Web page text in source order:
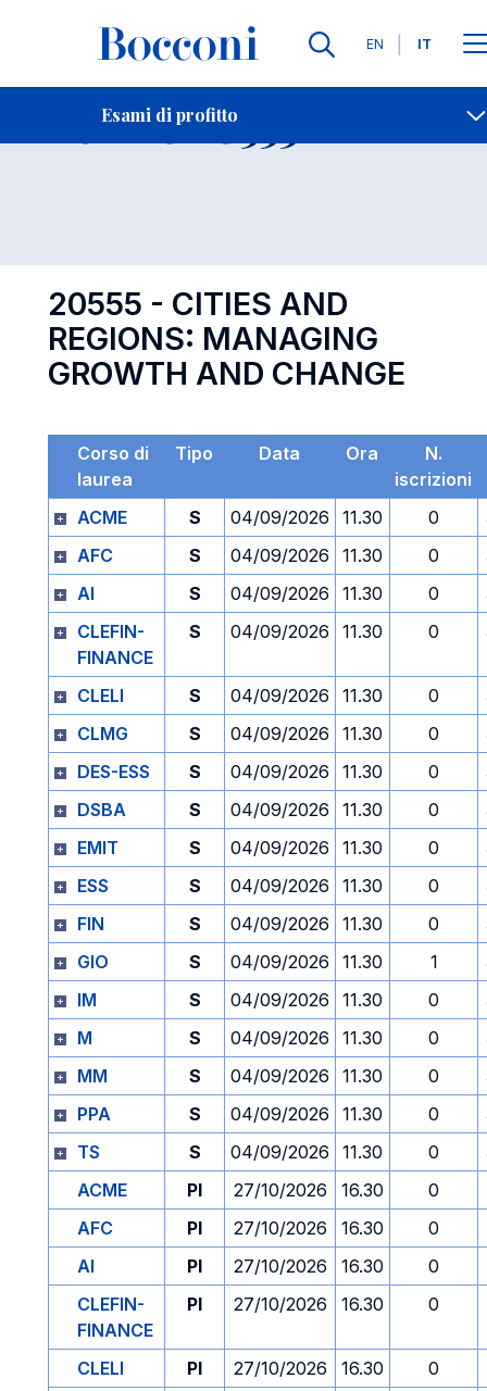
Lingue
EN IT
Esami di profitto
Contatti
Esame 20555 Open
20555 - CITIES AND
REGIONS: MANAGING
GROWTH AND CHANGE
Corso di
laurea
Tipo Data Ora
N.
iscrizioni
ACME
S 04/09/2026 11.30 0
AFC
S 04/09/2026 11.30 0
AI
S 04/09/2026 11.30 0
CLEFIN-
FINANCE
S 04/09/2026 11.30 0
CLELI S 04/09/2026 11.30 0
CLMG
S 04/09/2026 11.30 0
DES-ESS
S 04/09/2026 11.30 0
DSBA
S 04/09/2026 11.30 0
EMIT
S 04/09/2026 11.30 0
ESS
S 04/09/2026 11.30 0
FIN
S 04/09/2026 11.30 0
GIO
S 04/09/2026 11.30 1
IM
S 04/09/2026 11.30 0
M
S 04/09/2026 11.30 0
MM
S 04/09/2026 11.30 0
PPA
S 04/09/2026 11.30 0
TS
S 04/09/2026 11.30 0
ACME
PI 27/10/2026 16.30
0
AFC
PI 27/10/2026 16.30
0
AI
PI 27/10/2026 16.30
0
CLEFIN-
FINANCE
PI 27/10/2026 16.30 0
CLELI PI 27/10/2026 16.30
0